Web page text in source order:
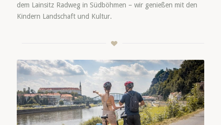
dem Lainsitz Radweg in Südböhmen – wir genießen mit den
Kindern Landschaft und Kultur.